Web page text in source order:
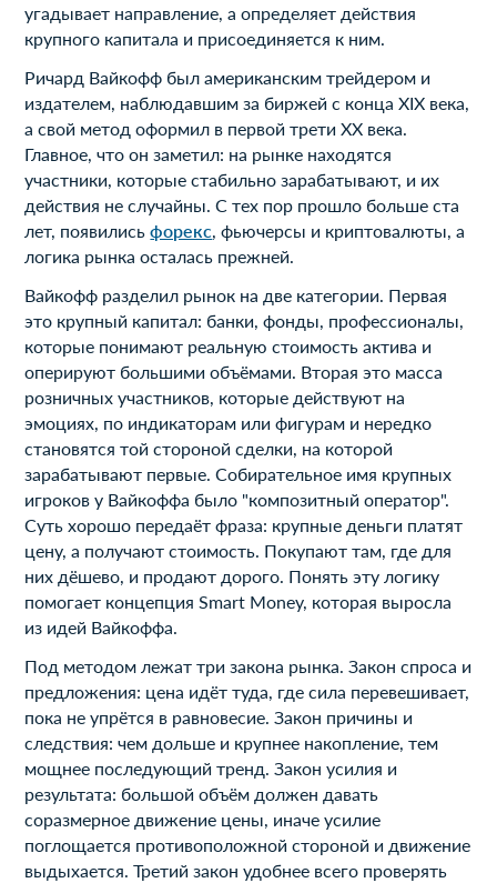
угадывает направление, а определяет действия
крупного капитала и присоединяется к ним.
Ричард Вайкофф был американским трейдером и
издателем, наблюдавшим за биржей с конца XIX века,
а свой метод оформил в первой трети XX века.
Главное, что он заметил: на рынке находятся
участники, которые стабильно зарабатывают, и их
действия не случайны. С тех пор прошло больше ста
лет, появилисьфорекс , фьючерсы и криптовалюты, а
логика рынка осталась прежней.
Вайкофф разделил рынок на две категории. Первая
это крупный капитал: банки, фонды, профессионалы,
которые понимают реальную стоимость актива и
оперируют большими объёмами. Вторая это масса
розничных участников, которые действуют на
эмоциях, по индикаторам или фигурам и нередко
становятся той стороной сделки, на которой
зарабатывают первые. Собирательное имя крупных
игроков у Вайкоффа было "композитный оператор".
Суть хорошо передаёт фраза: крупные деньги платят
цену, а получают стоимость. Покупают там, где для
них дёшево, и продают дорого. Понять эту логику
помогает концепция Smart Money, которая выросла
из идей Вайкоффа.
Под методом лежат три закона рынка. Закон спроса и
предложения: цена идёт туда, где сила перевешивает,
пока не упрётся в равновесие. Закон причины и
следствия: чем дольше и крупнее накопление, тем
мощнее последующий тренд. Закон усилия и
результата: большой объём должен давать
соразмерное движение цены, иначе усилие
поглощается противоположной стороной и движение
выдыхается. Третий закон удобнее всего проверять